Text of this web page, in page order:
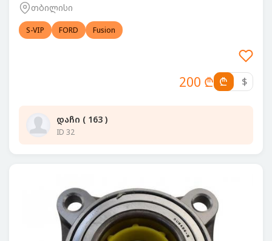
თბილისი
S-VIP FORD Fusion
200 ₾ ₾ $
დაჩი ( 163 )
ID 32